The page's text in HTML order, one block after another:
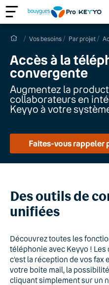
Vos besoins Par projet
Accès à la
convergente
Augmentez la
collaborateurs en
Keyyo à votre
Faites-vous rappeler
Des outils de
unifiées
Découvrez toutes les
téléphonie avec Keyyo !
c’est la réception de vos fax
votre boite mail, la
cliquant simplement sur un